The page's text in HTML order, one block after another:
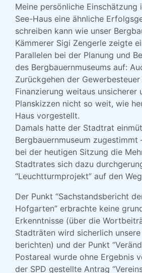
Meine persönliche Einschätzung
See-Haus eine ähnliche
schreiben kann wie unser
Kämmerer Sigi Zengerle zeigte
Parallelen bei der Planung und
des Bergbauernmuseums auf:
Zurückgehen der
Finanzierung weitaus unsicherer
Planskizzen nicht so weit, wie
Haus vorgestellt.
Damals hatte der Stadtrat
Bergbauernmuseum zugestimmt
bei der heutigen Sitzung die
Stadtrates sich dazu
“Leuchtturmprojekt” auf den
Der Punkt “Sachstandsbericht
Hofgarten” erbrachte keine
Erkenntnisse (über die
Stadträten wird sicherlich
berichten) und der Punkt
Postareal wurde ohne Ergebnis
der SPD gestellte Antrag